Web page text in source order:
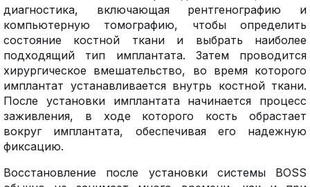
диагностика, включающая рентгенографию и
компьютерную томографию, чтобы определить
состояние костной ткани и выбрать наиболее
подходящий тип имплантата. Затем проводится
хирургическое вмешательство, во время которого
имплантат устанавливается внутрь костной ткани.
После установки имплантата начинается процесс
заживления, в ходе которого кость обрастает
вокруг имплантата, обеспечивая его надежную
фиксацию.
Восстановление после установки системы BOSS